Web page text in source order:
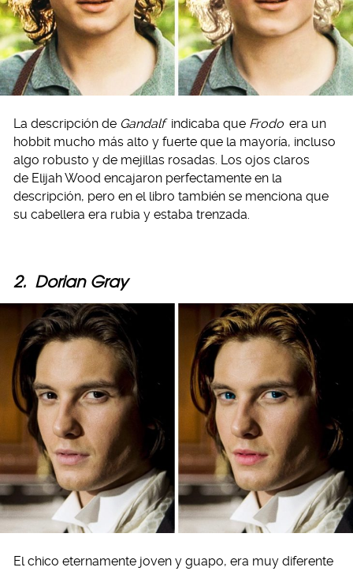
La descripción de Gandalfindicaba que Frodo era un
hobbit mucho más alto y fuerte que la mayoría, incluso
algo robusto y de mejillas rosadas. Los ojos claros
de Elijah Wood encajaron perfectamente en la
descripción, pero en el libro también se menciona que
su cabellera era rubia y estaba trenzada.
2. Dorian Gray
El chico eternamente joven y guapo, era muy diferente